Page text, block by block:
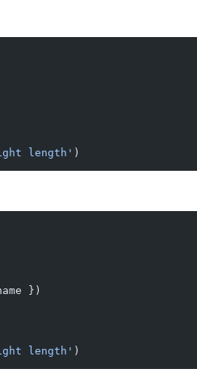
length' )
})
length' )